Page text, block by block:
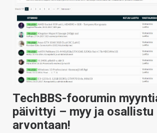
TechBBS-foorumin
päivittyi – myy ja osallistu
arvontaan!